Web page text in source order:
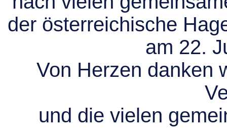
der österreichische
am 22.
Von Herzen danken
und die vielen